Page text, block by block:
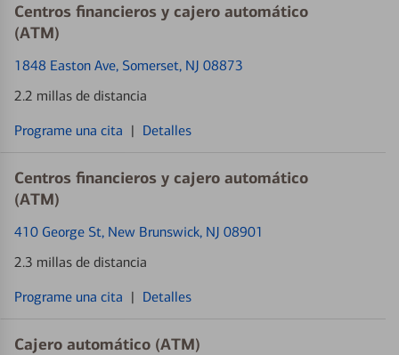
Centros financieros y cajero automático
(ATM)
1848 Easton Ave, Somerset, NJ 08873
2.2 millas de distancia
Programe una cita | Detalles
Centros financieros y cajero automático
(ATM)
410 George St, New Brunswick, NJ 08901
2.3 millas de distancia
Programe una cita | Detalles
Cajero automático (ATM)